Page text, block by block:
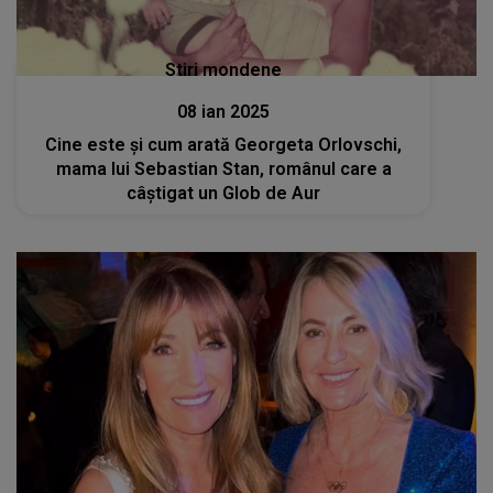
Stiri mondene
08 ian 2025
Cine este și cum arată Georgeta Orlovschi,
mama lui Sebastian Stan, românul care a
câștigat un Glob de Aur